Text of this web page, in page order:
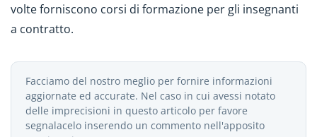
volte forniscono corsi di formazione per gli insegnanti
a contratto.
Facciamo del nostro meglio per fornire informazioni
aggiornate ed accurate. Nel caso in cui avessi notato
delle imprecisioni in questo articolo per favore
segnalacelo inserendo un commento nell'apposito